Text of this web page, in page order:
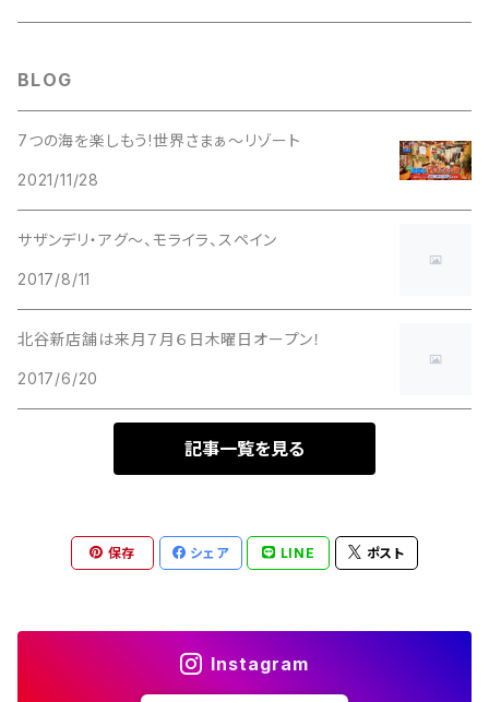
BLOG
7つの海を楽しもう!世界さまぁ〜リゾート
2021/11/28
サザンデリ・アグ〜、モライラ、スペイン
2017/8/11
北谷新店舗は来月７月６日木曜日オープン！
2017/6/20
記事一覧を見る
保存 シェア LINE ポスト
Instagram